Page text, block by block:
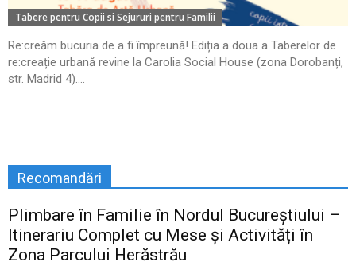
Tabere pentru Copii si Sejururi pentru Familii
Re:creăm bucuria de a fi împreună! Ediția a doua a Taberelor de
re:creație urbană revine la Carolia Social House (zona Dorobanți,
str. Madrid 4)....
Recomandări
Plimbare în Familie în Nordul Bucureștiului –
Itinerariu Complet cu Mese și Activități în
Zona Parcului Herăstrău